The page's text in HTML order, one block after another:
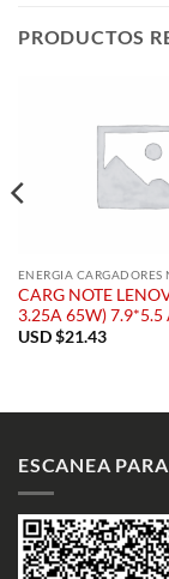
PRODUCTOS
ENERGIA CARGADORES
CARG NOTE
3.25A 65W) 7.9*5.5
USD $21.43
ESCANEA